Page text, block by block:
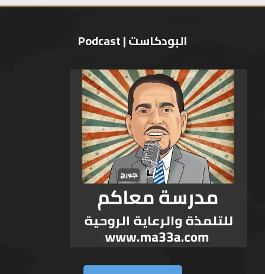
البودكاست | Podcast